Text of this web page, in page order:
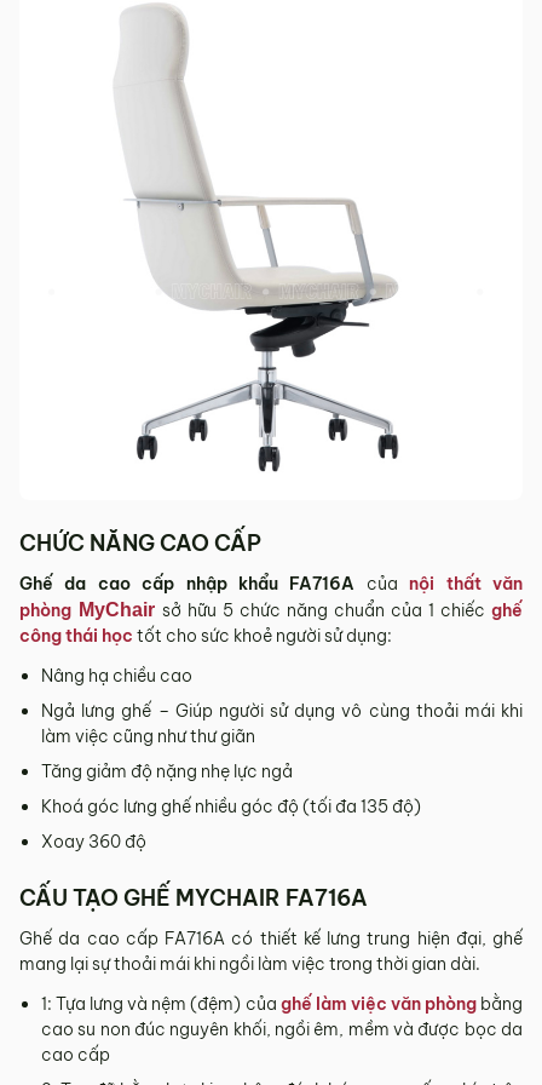
CHỨC NĂNG CAO CẤP
Ghế da cao cấp nhập khẩu FA716A của nội thất văn
phòng MyChair sở hữu 5 chức năng chuẩn của 1 chiếc ghế
công thái học tốt cho sức khoẻ người sử dụng:
Nâng hạ chiều cao
Ngả lưng ghế – Giúp người sử dụng vô cùng thoải mái khi
làm việc cũng như thư giãn
Tăng giảm độ nặng nhẹ lực ngả
Khoá góc lưng ghế nhiều góc độ (tối đa 135 độ)
Xoay 360 độ
CẤU TẠO GHẾ MYCHAIR FA716A
Ghế da cao cấp FA716A có thiết kế lưng trung hiện đại, ghế
mang lại sự thoải mái khi ngồi làm việc trong thời gian dài.
1: Tựa lưng và nệm (đệm) của ghế làm việc văn phòngbằng
cao su non đúc nguyên khối, ngồi êm, mềm và được bọc da
cao cấp
tỉnh/thành phố khác
Các Tỉnh/ Thành khác ngoài khu vực Hà Nội, Đà Nẵng và
TP. Hồ Chí Minh phí vận chuyển sẽ được tính trên từng đơn
hàng theo từng khu vực.
Phí giao hàng sẽ được MyChair thông báo và xác nhận với
khách hàng trước khi tiến hành thanh toán đơn hàng và
giao hàng.
Trong quá trình vận chuyển quý khách có bất kỳ thắc mắc,
phát sinh hoặc góp ý nào vui lòng liên hệ Hotline
để nhận được sự hỗ trợ nhanh nhất.
4. Chính sách Đổi trả, Hoàn tiền
Quý khách có thể đổi/trả sản phẩm trong vòng 3
ngày kể từ ngày nhận hàng.
4.1. Các trường hợp được đổi trả sản phẩm
Giao sai sản phẩm, sai mẫu mã so với đơn hàng.
Sản phẩm hư hỏng trong quá trình vận chuyển (rách, xước,
vỡ…).
Sản phẩm còn nguyên tình trạng ban đầu, chưa qua sử
dụng, còn nguyên chứng từ mua hàng do MyChair cung
cấp có chữ ký của bên bán và bên mua.
* Trường hợp khách hàng đổi trả sản phẩm mà chúng tôi
không còn sản phẩm thay thế, khách hàng không chọn được
mẫu sản phẩm khác ưng ý thì Quý khách sẽ được hoàn tiền
đúng với số tiền đã mua sản phẩm hoặc Quý khách tiến hành
đặt hàng sản xuất theo yêu cầu.
4.2. Các trường hợp không được đổi trả sản
phẩm
hoặc tự ý sửa chữa mà không có sự đồng ý của nhà sản
xuất.
Sản phẩm sau khi đã được giao hàng, nhận hàng, Quý
khách kiểm tra hàng không có bất kỳ lỗi sản phẩm nào và
đã ký vào biên bản nghiệm thu.